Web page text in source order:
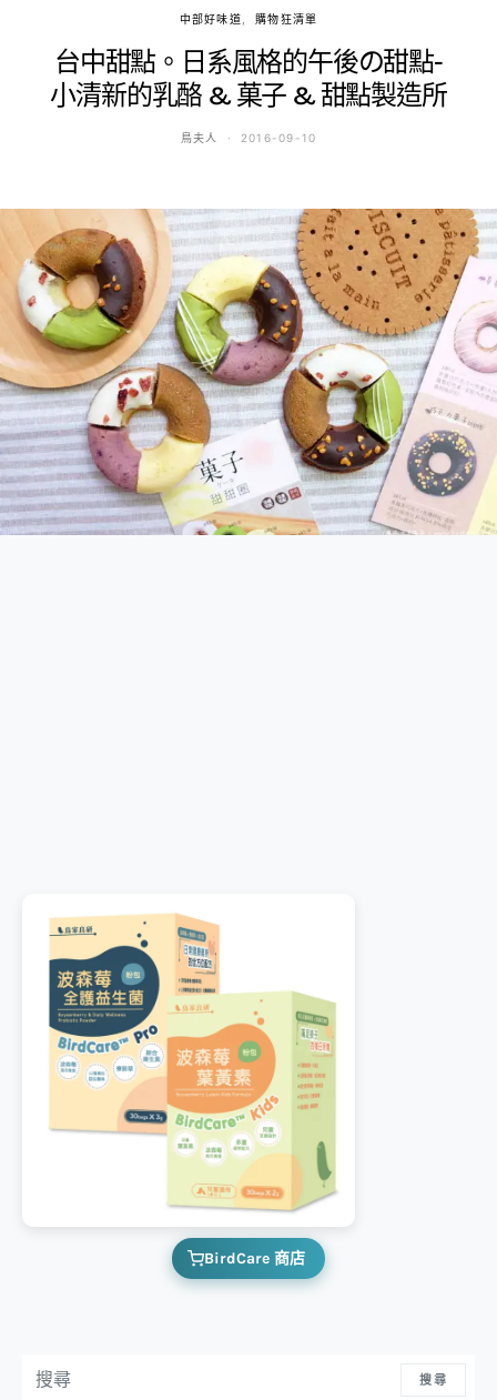
中部好味道 購物狂清單
台中甜點。日系風格的午後の甜點-
小清新的乳酪 & 菓子 & 甜點製造所
鳥夫人 2016-09-10
BirdCare 商店
搜尋